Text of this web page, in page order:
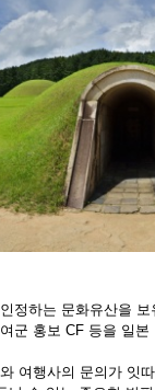
정하는 문화유산을
군 홍보 CF 등을 일
여행사의 문의가 잇